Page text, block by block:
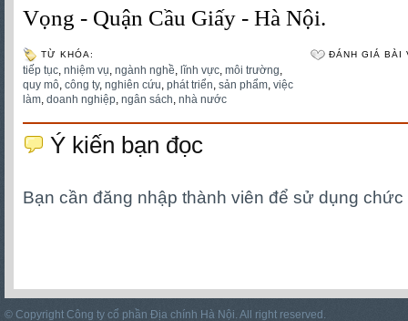
Vọng - Quận Cầu Giấy - Hà Nội.
TỪ KHÓA:
tiếp tục, nhiệm vụ, ngành nghề, lĩnh vực, môi trường,
quy mô, công ty, nghiên cứu, phát triển, sản phẩm, việc
làm, doanh nghiệp, ngân sách, nhà nước
ĐÁNH GIÁ BÀI
Ý kiến bạn đọc
Bạn cần đăng nhập thành viên để sử dụng chức
© Copyright Công ty cổ phần Địa chính Hà Nội. All right reserved.